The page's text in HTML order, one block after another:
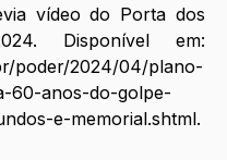
vídeo do Porta dos
poder/2024/04/plano-
60-anos-do-golpe-
e-memorial.shtml.